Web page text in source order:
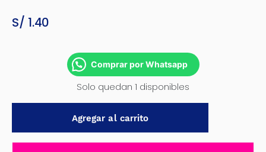
S/ 1.40
Comprar por Whatsapp
Solo quedan 1 disponibles
Agregar al carrito